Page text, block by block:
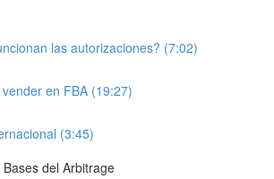
las autorizaciones? (7:02)
en FBA (19:27)
(3:45)
del Arbitrage